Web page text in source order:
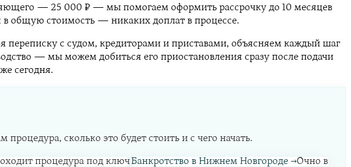
— 25 000 ₽ — мы помогаем оформить рассрочку до 10 месяцев
в общую стоимость — никаких доплат в процессе.
переписку с судом, кредиторами и приставами, объясняем каждый шаг
— мы можем добиться его приостановления сразу после подачи
сегодня.
сколько это будет стоить и с чего начать.
процедура под ключБанкротство в Нижнем Новгороде →Очно в